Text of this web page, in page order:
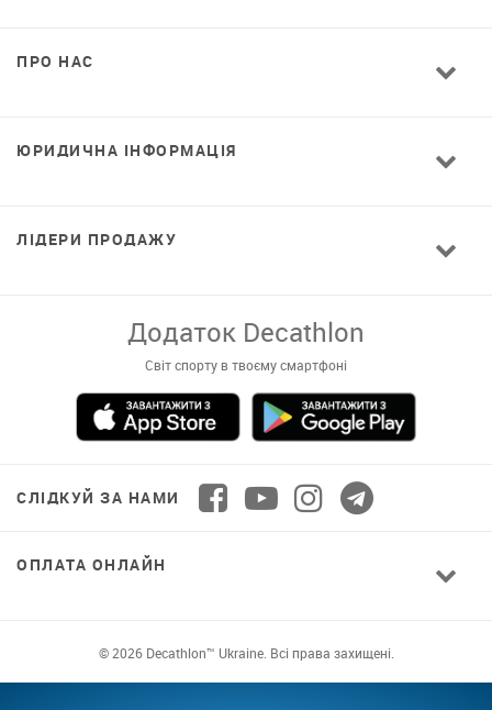
ПРО НАС
ЮРИДИЧНА ІНФОРМАЦІЯ
ЛІДЕРИ ПРОДАЖУ
Завантажуй додаток!
Комфортні покупки, ексклюзивні
пропозиції і зручний каталог в твоєму телефоні
ОПЛАТА ОНЛАЙН